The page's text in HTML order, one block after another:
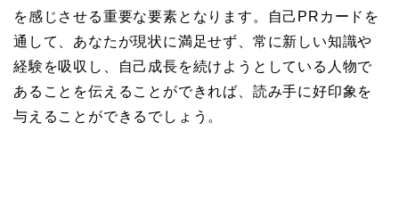
を感じさせる重要な要素となります。自己PRカードを
通して、あなたが現状に満足せず、常に新しい知識や
経験を吸収し、自己成長を続けようとしている人物で
あることを伝えることができれば、読み手に好印象を
与えることができるでしょう。